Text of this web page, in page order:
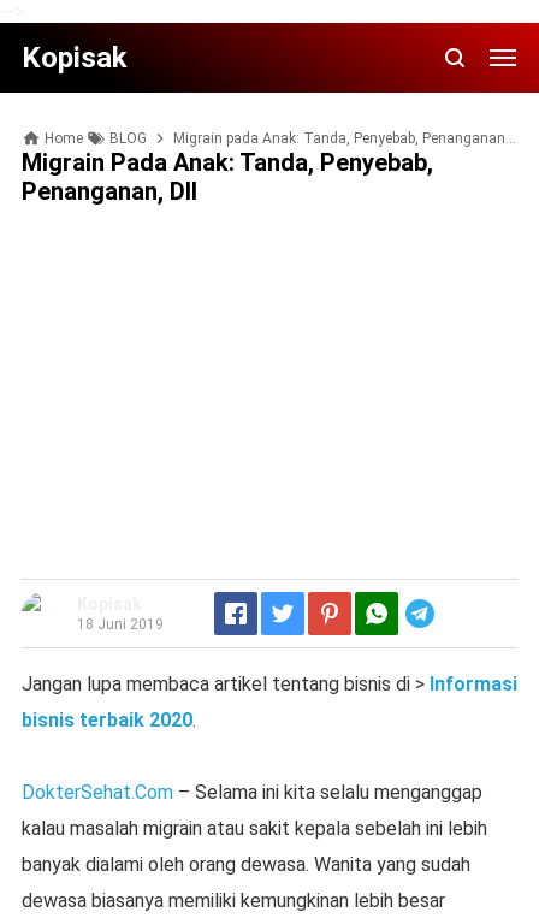
Kopisak
Home BLOG Migrain pada Anak: Tanda, Penyebab, Penanganan, dll
Migrain Pada Anak: Tanda, Penyebab,
Penanganan, Dll
18 Juni 2019
Jangan lupa membaca artikel tentang bisnis di > Informasi
bisnis terbaik 2020.
DokterSehat.Com– Selama ini kita selalu menganggap
kalau masalah migrain atau sakit kepala sebelah ini lebih
banyak dialami oleh orang dewasa. Wanita yang sudah
dewasa biasanya memiliki kemungkinan lebih besar